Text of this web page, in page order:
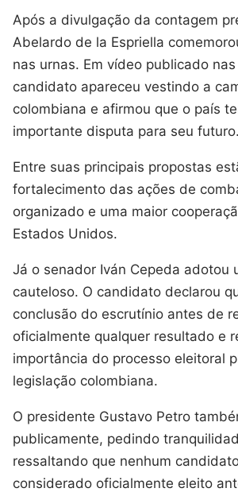
Após a divulgação da contagem
Abelardo de la Espriella
nas urnas. Em vídeo publicado
candidato apareceu vestindo a
colombiana e afirmou que o país
importante disputa para seu futuro.
Entre suas principais propostas
fortalecimento das ações de
organizado e uma maior
Estados Unidos.
Já o senador Iván Cepeda adotou
cauteloso. O candidato declarou
conclusão do escrutínio antes de
oficialmente qualquer resultado e
importância do processo eleitoral
legislação colombiana.
O presidente Gustavo Petro
publicamente, pedindo
ressaltando que nenhum
considerado oficialmente eleito